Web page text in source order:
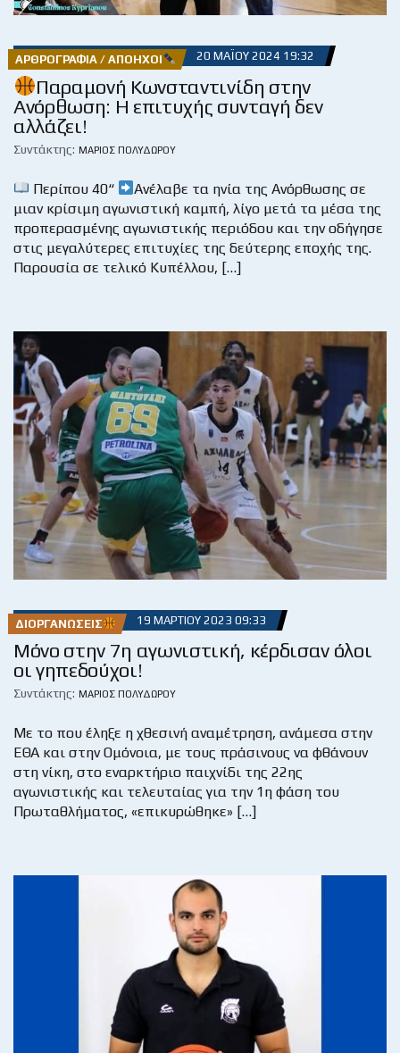
ΑΡΘΡΟΓΡΑΦΊΑ / ΑΠΌΗΧΟΙ 20 ΜΑΪ́ΟΥ 2024 19:32
Παραμονή Κωνσταντινίδη στην
Ανόρθωση: Η επιτυχής συνταγή δεν
αλλάζει!
Συντάκτης: ΜΆΡΙΟΣ ΠΟΛΥΔΏΡΟΥ
Περίπου 40“
Ανέλαβε τα ηνία της Ανόρθωσης σε
μιαν κρίσιμη αγωνιστική καμπή, λίγο μετά τα μέσα της
προπερασμένης αγωνιστικής περιόδου και την οδήγησε
στις μεγαλύτερες επιτυχίες της δεύτερης εποχής της.
Παρουσία σε τελικό Κυπέλλου, […]
ΔΙΟΡΓΑΝΏΣΕΙΣ 19 ΜΑΡΤΊΟΥ 2023 09:33
Μόνο στην 7η αγωνιστική, κέρδισαν όλοι
οι γηπεδούχοι!
Συντάκτης: ΜΆΡΙΟΣ ΠΟΛΥΔΏΡΟΥ
Με το που έληξε η χθεσινή αναμέτρηση, ανάμεσα στην
ΕΘΑ και στην Ομόνοια, με τους πράσινους να φθάνουν
στη νίκη, στο εναρκτήριο παιχνίδι της 22ης
αγωνιστικής και τελευταίας για την 1η φάση του
Πρωταθλήματος, «επικυρώθηκε» […]